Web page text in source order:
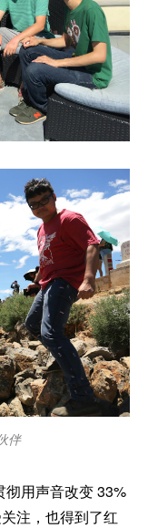
伴
用声音改变 33%
注，也得到了红